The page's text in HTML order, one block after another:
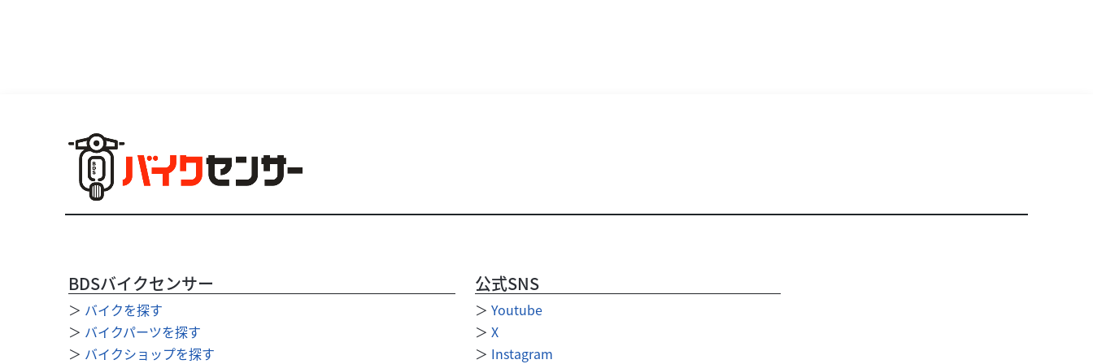
BDSバイクセンサー
＞ バイクを探す
＞ バイクパーツを探す
＞ バイクショップを探す
公式SNS
＞ Youtube
＞ X
＞ Instagram